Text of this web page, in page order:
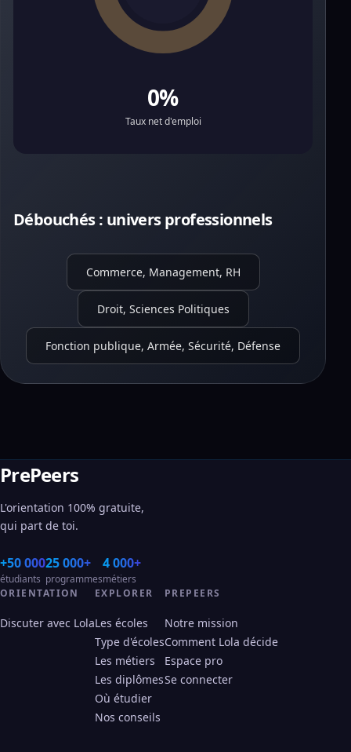
0%
Taux net d'emploi
Débouchés : univers professionnels
Commerce, Management, RH
Droit, Sciences Politiques
Fonction publique, Armée, Sécurité, Défense
PrePeers
L'orientation 100% gratuite,
qui part de toi.
+50 000
étudiants
25 000+
programmes
4 000+
métiers
ORIENTATION
Discuter avec Lola
EXPLORER
Les écoles
Type d'écoles
Les métiers
Les diplômes
Où étudier
Nos conseils
PREPEERS
Notre mission
Comment Lola décide
Espace pro
Se connecter